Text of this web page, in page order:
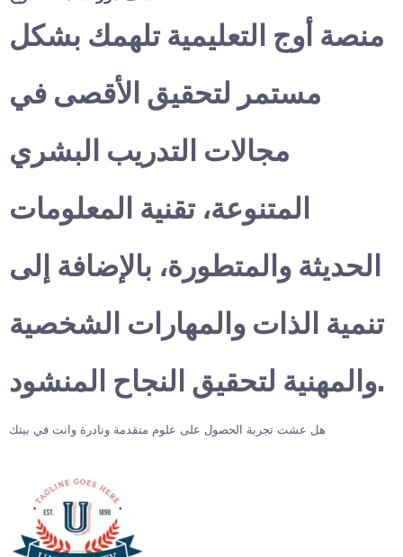
منصة أوج التعليمية تلهمك بشكل
مستمر لتحقيق الأقصى في
مجالات التدريب البشري
المتنوعة، تقنية المعلومات
الحديثة والمتطورة، بالإضافة إلى
تنمية الذات والمهارات الشخصية
والمهنية لتحقيق النجاح المنشود.
هل عشت تجربة الحصول على علوم متقدمة ونادرة وانت في بيتك